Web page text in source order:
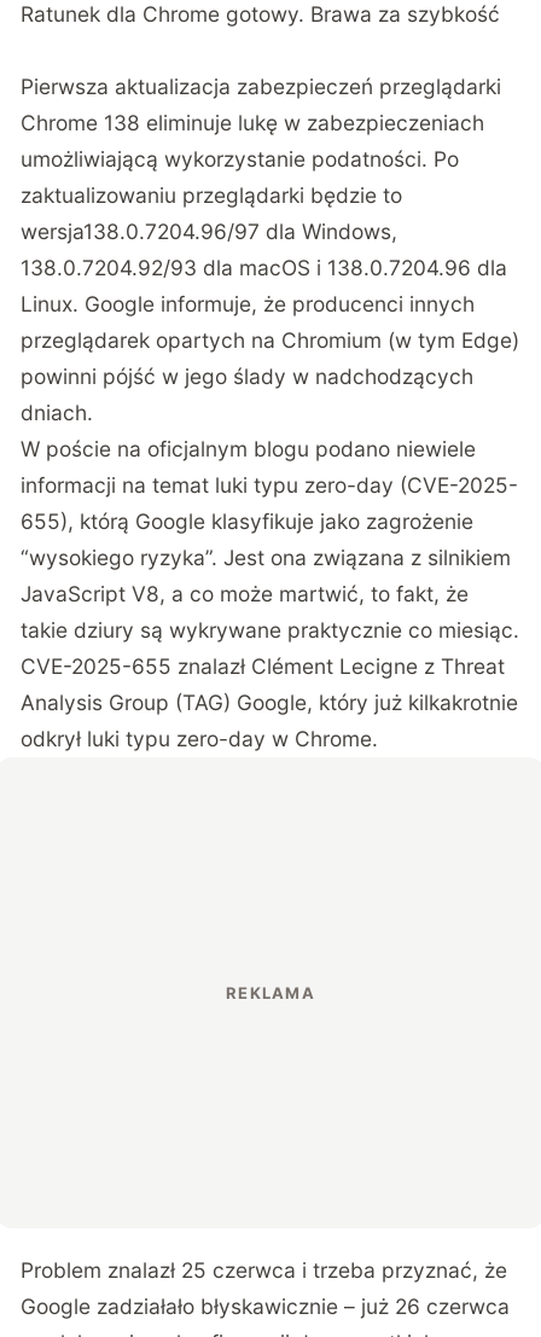
Ratunek dla Chrome gotowy. Brawa za szybkość
Pierwsza aktualizacja zabezpieczeń przeglądarki
Chrome 138 eliminuje lukę w zabezpieczeniach
umożliwiającą wykorzystanie podatności. Po
zaktualizowaniu przeglądarki będzie to
wersja138.0.7204.96/97 dla Windows,
138.0.7204.92/93 dla macOS i 138.0.7204.96 dla
Linux. Google informuje, że producenci innych
przeglądarek opartych na Chromium (w tym Edge)
powinni pójść w jego ślady w nadchodzących
dniach.
W poście na oficjalnym blogu podano niewiele
informacji na temat luki typu zero-day (CVE-2025-
655), którą Google klasyfikuje jako zagrożenie
“wysokiego ryzyka”. Jest ona związana z silnikiem
JavaScript V8, a co może martwić, to fakt, że
takie dziury są wykrywane praktycznie co miesiąc.
CVE-2025-655 znalazł Clément Lecigne z Threat
Analysis Group (TAG) Google, który już kilkakrotnie
odkrył luki typu zero-day w Chrome.
Problem znalazł 25 czerwca i trzeba przyznać, że
Google zadziałało błyskawicznie – już 26 czerwca